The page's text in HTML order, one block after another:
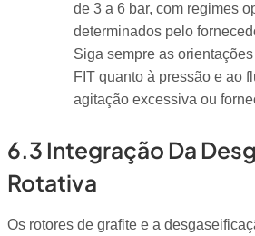
de 3 a 6 bar, com regimes
determinados pelo
Siga sempre as
FIT quanto à pressão e ao
agitação excessiva ou
6.3 Integração Da
Rotativa
Os rotores de grafite e a